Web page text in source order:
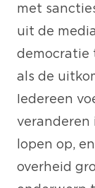
met
uit de
democratie
als de
Iedereen
veranderen
lopen op,
overheid